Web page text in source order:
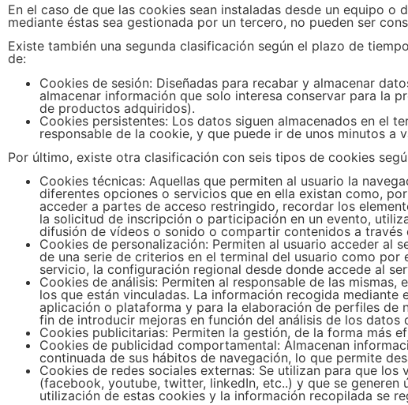
En el caso de que las cookies sean instaladas desde un equipo
mediante éstas sea gestionada por un tercero, no pueden ser
Existe también una segunda clasificación según el plazo de
de:
Cookies de sesión: Diseñadas para recabar y almacenar
almacenar información que solo interesa conservar para la
de productos adquiridos).
Cookies persistentes: Los datos siguen almacenados en el
responsable de la cookie, y que puede ir de unos minutos a
Por último, existe otra clasificación con seis tipos de cookies
Cookies técnicas: Aquellas que permiten al usuario la
diferentes opciones o servicios que en ella existan como,
acceder a partes de acceso restringido, recordar los
la solicitud de inscripción o participación en un evento,
difusión de vídeos o sonido o compartir contenidos a través
Cookies de personalización: Permiten al usuario acceder al
de una serie de criterios en el terminal del usuario como
servicio, la configuración regional desde donde accede al
Cookies de análisis: Permiten al responsable de las
los que están vinculadas. La información recogida
aplicación o plataforma y para la elaboración de perfiles de
fin de introducir mejoras en función del análisis de los datos
Cookies publicitarias: Permiten la gestión, de la forma más
Cookies de publicidad comportamental: Almacenan
continuada de sus hábitos de navegación, lo que permite
Cookies de redes sociales externas: Se utilizan para que
(facebook, youtube, twitter, linkedIn, etc..) y que se
utilización de estas cookies y la información recopilada se